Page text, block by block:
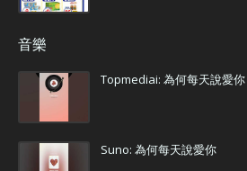
音樂
Topmediai: 為何每天說愛你
Suno: 為何每天說愛你